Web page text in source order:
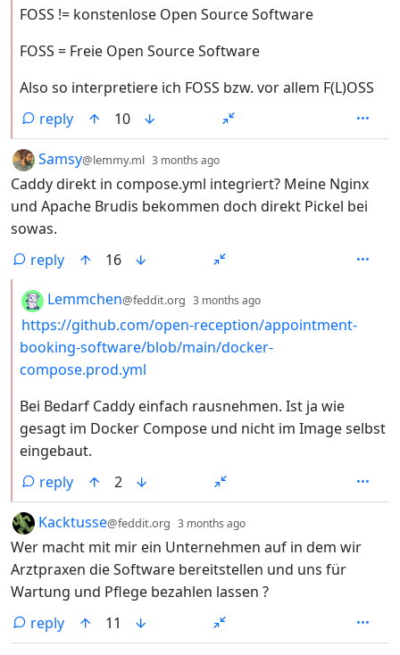
FOSS != konstenlose Open Source Software
FOSS = Freie Open Source Software
Also so interpretiere ich FOSS bzw. vor allem F(L)OSS
reply
10
by
Samsy@lemmy.ml 3 months ago
Caddy direkt in compose.yml integriert? Meine Nginx
und Apache Brudis bekommen doch direkt Pickel bei
sowas.
reply
16
by
Lemmchen@feddit.org 3 months ago
https://github.com/open-reception/appointment-
booking-software/blob/main/docker-
compose.prod.yml
Bei Bedarf Caddy einfach rausnehmen. Ist ja wie
gesagt im Docker Compose und nicht im Image selbst
eingebaut.
reply
2
by
Kacktusse@feddit.org 3 months ago
Wer macht mit mir ein Unternehmen auf in dem wir
Arztpraxen die Software bereitstellen und uns für
Wartung und Pflege bezahlen lassen ?
reply
11